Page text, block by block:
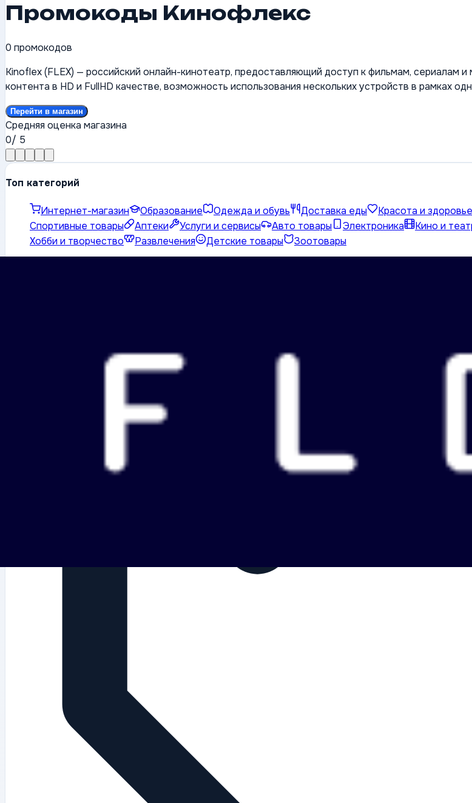
Промокоды Кинофлекс
0 промокодов
Kinoflex (FLEX) — российский онлайн-кинотеатр, предоставляющий доступ к фильмам, сериалам
контента в HD и FullHD качестве, возможность использования нескольких устройств в рамках
Перейти в магазин
Средняя оценка магазина
0/ 5
Топ категорий
Интернет-магазин Образование Одежда и обувь Доставка еды Красота и здоровье
Спортивные товары
Аптеки Услуги и сервисы Авто товары Электроника Кино и
Хобби и творчество
Развлечения Детские товары Зоотовары